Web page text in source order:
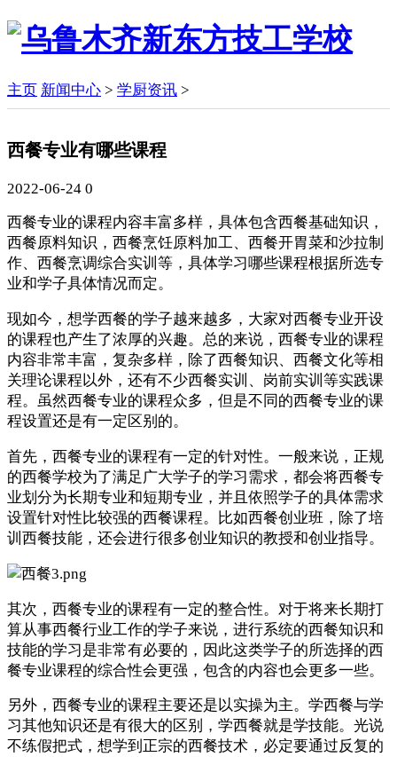
主页 新闻中心 > 学厨资讯 >
西餐专业有哪些课程
2022-06-24 0
西餐专业的课程内容丰富多样，具体包含西餐基础知识，
西餐原料知识，西餐烹饪原料加工、西餐开胃菜和沙拉制
作、西餐烹调综合实训等，具体学习哪些课程根据所选专
业和学子具体情况而定。
现如今，想学西餐的学子越来越多，大家对西餐专业开设
的课程也产生了浓厚的兴趣。总的来说，西餐专业的课程
内容非常丰富，复杂多样，除了西餐知识、西餐文化等相
关理论课程以外，还有不少西餐实训、岗前实训等实践课
程。虽然西餐专业的课程众多，但是不同的西餐专业的课
程设置还是有一定区别的。
首先，西餐专业的课程有一定的针对性。一般来说，正规
的西餐学校为了满足广大学子的学习需求，都会将西餐专
业划分为长期专业和短期专业，并且依照学子的具体需求
设置针对性比较强的西餐课程。比如西餐创业班，除了培
训西餐技能，还会进行很多创业知识的教授和创业指导。
其次，西餐专业的课程有一定的整合性。对于将来长期打
算从事西餐行业工作的学子来说，进行系统的西餐知识和
技能的学习是非常有必要的，因此这类学子的所选择的西
餐专业课程的综合性会更强，包含的内容也会更多一些。
另外，西餐专业的课程主要还是以实操为主。学西餐与学
习其他知识还是有很大的区别，学西餐就是学技能。光说
不练假把式，想学到正宗的西餐技术，必定要通过反复的